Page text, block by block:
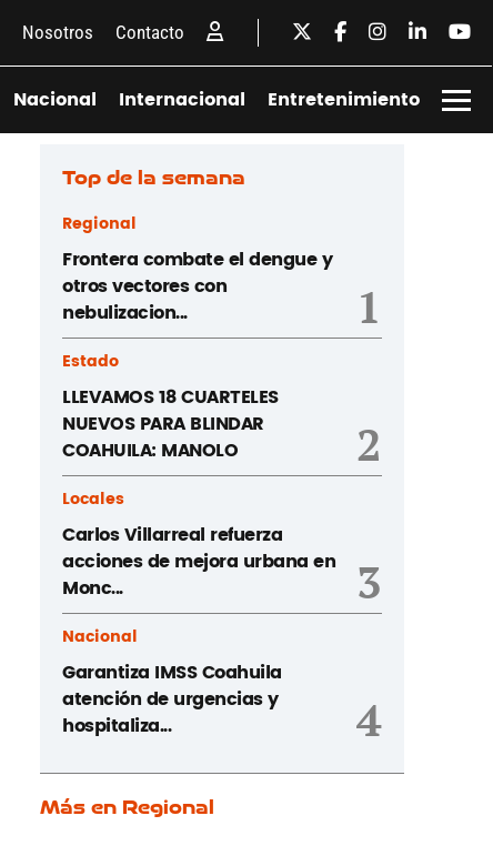
Nosotros Contacto
Nacional Internacional Entretenimiento
Top de la semana
Regional
Frontera combate el dengue y
otros vectores con
nebulizacion...
1
Estado
LLEVAMOS 18 CUARTELES
NUEVOS PARA BLINDAR
COAHUILA: MANOLO
2
Locales
Carlos Villarreal refuerza
acciones de mejora urbana en
Monc...
3
Nacional
Garantiza IMSS Coahuila
atención de urgencias y
hospitaliza...
4
Más en Regional